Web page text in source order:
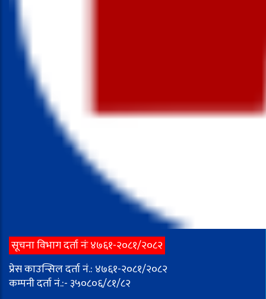
सूचना विभाग दर्ता नंः ४७६१-२०८१/२०८२
प्रेस काउन्सिल दर्ता नं.: ४७६१-२०८१/२०८२
कम्पनी दर्ता नं.:- ३५०८०६/८१/८२